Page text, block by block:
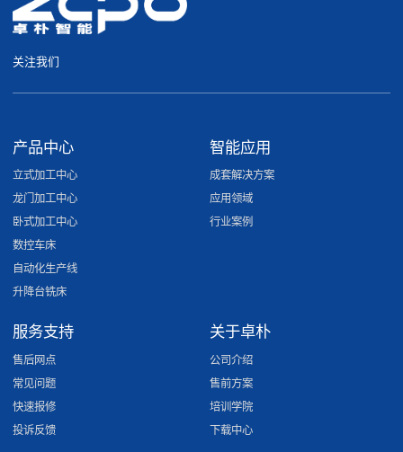
关注我们
产品中心
立式加工中心
龙门加工中心
卧式加工中心
数控车床
自动化生产线
升降台铣床
智能应用
成套解决方案
应用领域
行业案例
服务支持
售后网点
常见问题
快速报修
投诉反馈
关于卓朴
公司介绍
售前方案
培训学院
下载中心